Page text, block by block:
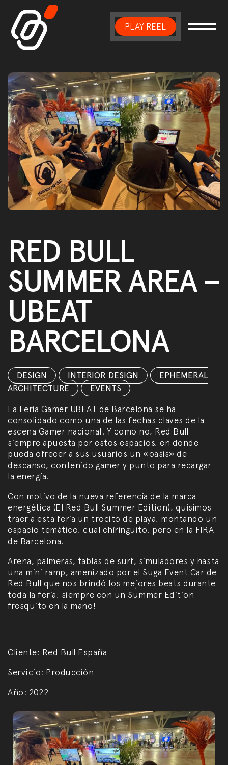
Main NavigationPLAY REEL
RED BULL
SUMMER AREA –
UBEAT
BARCELONA
DESIGN INTERIOR DESIGN
EPHEMERAL
ARCHITECTURE
EVENTS
La Feria Gamer UBEAT de Barcelona se ha
consolidado como una de las fechas claves de la
escena Gamer nacional. Y como no, Red Bull
siempre apuesta por estos espacios, en donde
pueda ofrecer a sus usuarios un «oasis» de
descanso, contenido gamer y punto para recargar
la energía.
Con motivo de la nueva referencia de la marca
energética (El Red Bull Summer Edition), quisimos
traer a esta feria un trocito de playa, montando un
espacio temático, cual chiringuito, pero en la FIRA
de Barcelona.
Arena, palmeras, tablas de surf, simuladores y hasta
una mini ramp, amenizado por el Suga Event Car de
Red Bull que nos brindó los mejores beats durante
toda la feria, siempre con un Summer Edition
fresquito en la mano!
Cliente: Red Bull España
Servicio: Producción
Año: 2022